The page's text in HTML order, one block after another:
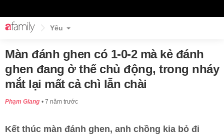
Yêu
Màn đánh ghen có 1-0-2 mà kẻ đánh
ghen đang ở thế chủ động, trong nháy
mắt lại mất cả chì lẫn chài
Phạm Giang 7 năm trước
Kết thúc màn đánh ghen, anh chồng kia bỏ đi